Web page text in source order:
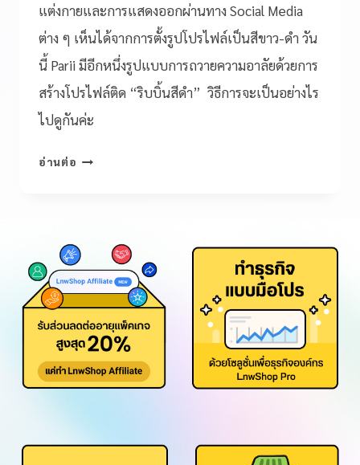
แต่งกายและการแสดงออกผ่านทาง Social Media
ต่าง ๆ เห็นได้จากการตั้งรูปโปรไฟล์เป็นสีขาว-ดำ วัน
นี้ Parii มีอีกหนึ่งรูปแบบการถวายความอาลัยด้วยการ
สร้างโปรไฟล์ติด “ริบบิ้นสีดำ” วิธีการจะเป็นอย่างไร
ไปดูกันค่ะ
อ่านต่อ